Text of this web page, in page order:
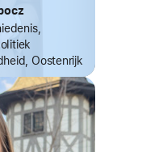
Oostenrijk